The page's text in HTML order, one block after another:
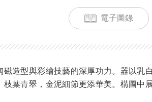
電子圖錄
造型與彩繪技藝的深厚功力。器以乳
葉青翠，金泥細節更添華美。構圖中